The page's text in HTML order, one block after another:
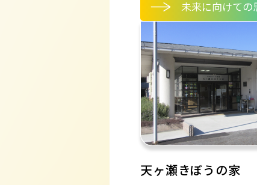
未来に向けての
天ヶ瀬きぼうの家